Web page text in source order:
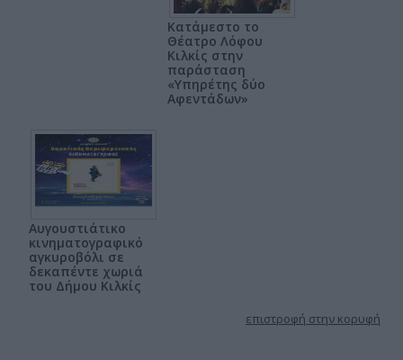
Κατάμεστο το
Θέατρο Λόφου
Κιλκίς στην
παράσταση
«Υπηρέτης δύο
Αφεντάδων»
Αυγουστιάτικο
κινηματογραφικό
αγκυροβόλι σε
δεκαπέντε χωριά
του Δήμου Κιλκίς
επιστροφή στην κορυφή